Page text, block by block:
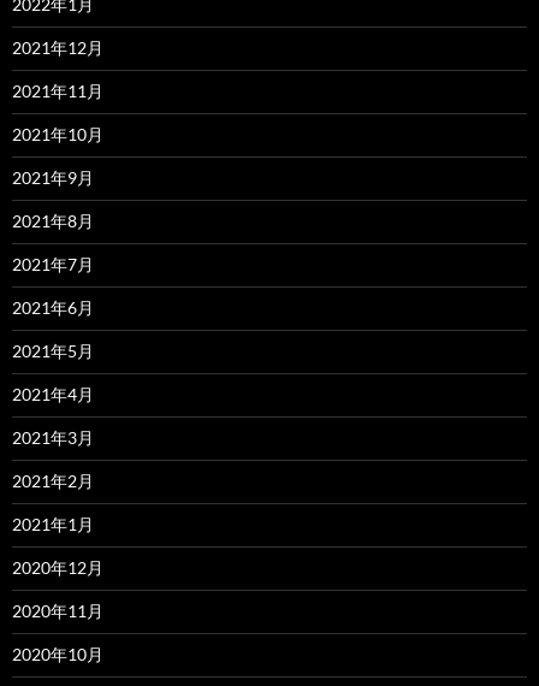
2022年1月
2021年12月
2021年11月
2021年10月
2021年9月
2021年8月
2021年7月
2021年6月
2021年5月
2021年4月
2021年3月
2021年2月
2021年1月
2020年12月
2020年11月
2020年10月